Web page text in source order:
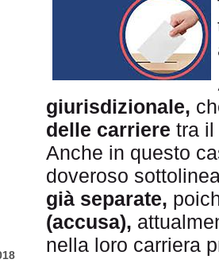
giurisdizionale,
delle carriere tra
Anche in questo
doveroso
già separate,
(accusa),
nella loro carriera